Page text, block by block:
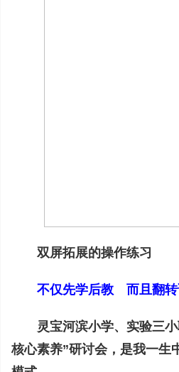
双屏拓展的操作练习
不仅先学后教 而且翻
灵宝河滨小学、实验三
核心素养”研讨会，是我一生